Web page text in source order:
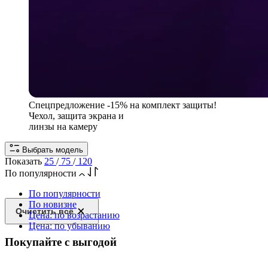
Спецпредложение -15% на комплект защиты!
Чехол, защита экрана и
линзы на камеру
Выбрать модель
Показать 25 / 75 / 120
По популярности
По популярности
По новизне
Цена: по возрастанию
Цена: по убыванию
Очистить всё
Покупайте с выгодой